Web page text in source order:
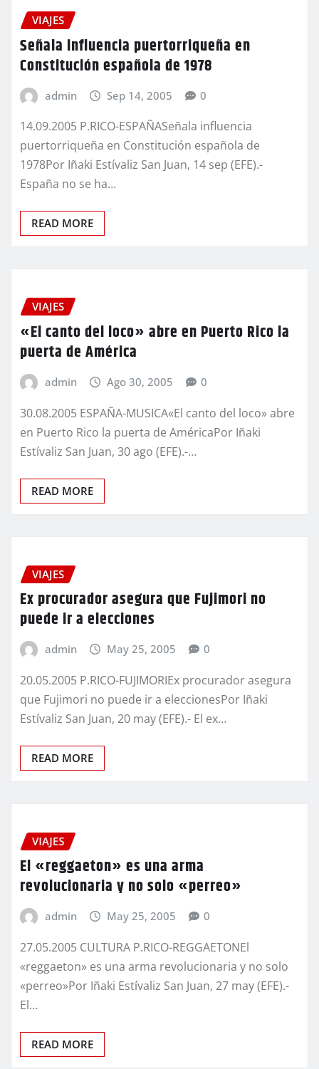
VIAJES
Señala influencia puertorriqueña en
Constitución española de 1978
admin Sep 14, 2005 0
14.09.2005 P.RICO-ESPAÑASeñala influencia
puertorriqueña en Constitución española de
1978Por Iñaki Estívaliz San Juan, 14 sep (EFE).-
España no se ha…
READ MORE
VIAJES
«El canto del loco» abre en Puerto Rico la
puerta de América
admin Ago 30, 2005 0
30.08.2005 ESPAÑA-MUSICA«El canto del loco» abre
en Puerto Rico la puerta de AméricaPor Iñaki
Estívaliz San Juan, 30 ago (EFE).-…
READ MORE
VIAJES
Ex procurador asegura que Fujimori no
puede ir a elecciones
admin May 25, 2005 0
20.05.2005 P.RICO-FUJIMORIEx procurador asegura
que Fujimori no puede ir a eleccionesPor Iñaki
Estívaliz San Juan, 20 may (EFE).- El ex…
READ MORE
VIAJES
El «reggaeton» es una arma
revolucionaria y no solo «perreo»
admin May 25, 2005 0
27.05.2005 CULTURA P.RICO-REGGAETONEl
«reggaeton» es una arma revolucionaria y no solo
«perreo»Por Iñaki Estívaliz San Juan, 27 may (EFE).-
El…
READ MORE